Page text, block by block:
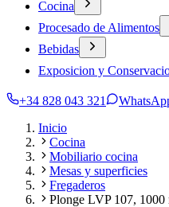
Cocina
Procesado de Alimentos
Bebidas
Exposicion y
+34 828 043 321
Inicio
Cocina
Mobiliario cocina
Mesas y superficies
Fregaderos
Plonge LVP 107,